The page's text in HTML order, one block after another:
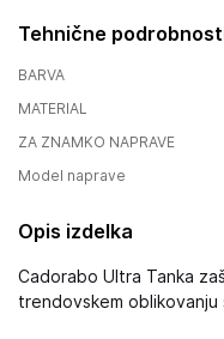
Tehnične
BARVA
MATERIAL
ZA ZNAMKO NAPRAVE
Model naprave
Opis izdelka
Cadorabo Ultra Tanka
trendovskem oblikovanju